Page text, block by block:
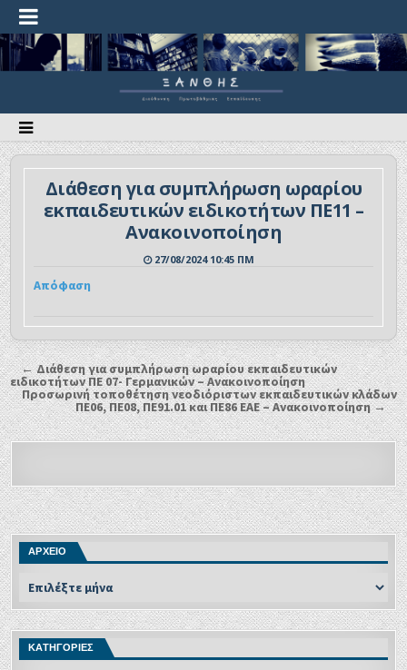
Διάθεση για συμπλήρωση ωραρίου
εκπαιδευτικών ειδικοτήτων ΠΕ11 –
Ανακοινοποίηση
27/08/2024 10:45 ΠΜ
Απόφαση
← Διάθεση για συμπλήρωση ωραρίου εκπαιδευτικών
ειδικοτήτων ΠΕ 07- Γερμανικών – Ανακοινοποίηση
Προσωρινή τοποθέτηση νεοδιόριστων εκπαιδευτικών κλάδων
ΠΕ06, ΠΕ08, ΠΕ91.01 και ΠΕ86 ΕΑΕ – Ανακοινοποίηση →
ΑΡΧΕΙΟ
ΚΑΤΗΓΟΡΙΕΣ